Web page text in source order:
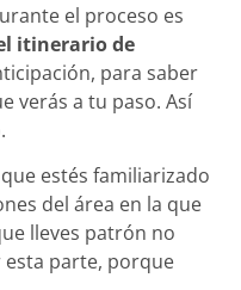
el proceso es
itinerario de
para saber
verás a tu paso. Así
estés familiarizado
del área en la que
lleves patrón no
parte, porque